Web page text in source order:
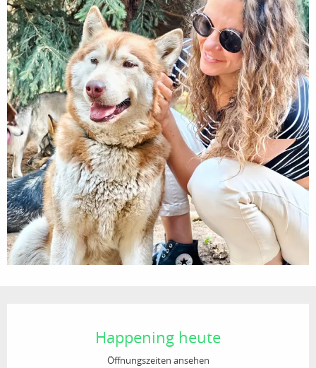
Happening heute
Öffnungszeiten ansehen